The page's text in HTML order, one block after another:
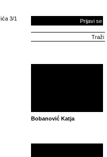
3/1
Prijavi se
Bobanović Katja